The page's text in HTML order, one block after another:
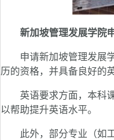
新加坡管理发展学院
申请新加坡管理发展学
历的资格，并具备良好的
英语要求方面，本科课
以帮助提升英语水平。
此外，部分专业（如工